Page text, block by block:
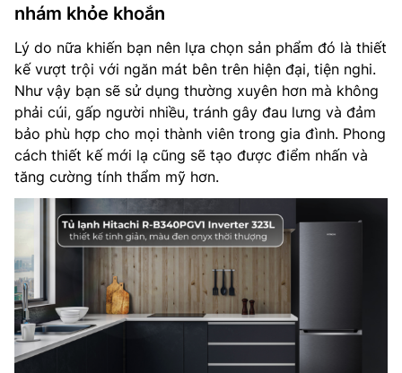
nhám khỏe khoắn
Lý do nữa khiến bạn nên lựa chọn sản phẩm đó là thiết
kế vượt trội với ngăn mát bên trên hiện đại, tiện nghi.
Như vậy bạn sẽ sử dụng thường xuyên hơn mà không
phải cúi, gấp người nhiều, tránh gây đau lưng và đảm
bảo phù hợp cho mọi thành viên trong gia đình. Phong
cách thiết kế mới lạ cũng sẽ tạo được điểm nhấn và
tăng cường tính thẩm mỹ hơn.